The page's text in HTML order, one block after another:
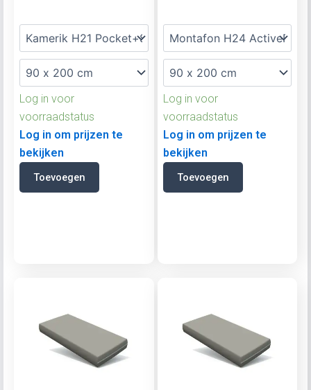
Log in voor
voorraadstatus
Log in om prijzen te
bekijken
Toevoegen
Log in voor
voorraadstatus
Log in om prijzen te
bekijken
Toevoegen